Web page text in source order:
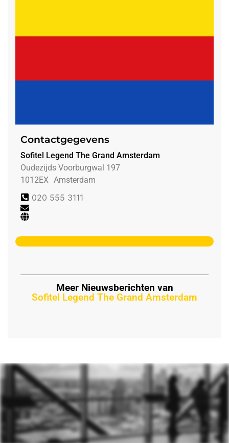
Contactgegevens
Sofitel Legend The Grand Amsterdam
Oudezijds Voorburgwal 197
1012EX Amsterdam
020 555 3111
Meer Nieuwsberichten van
Sofitel Legend The Grand Amsterdam